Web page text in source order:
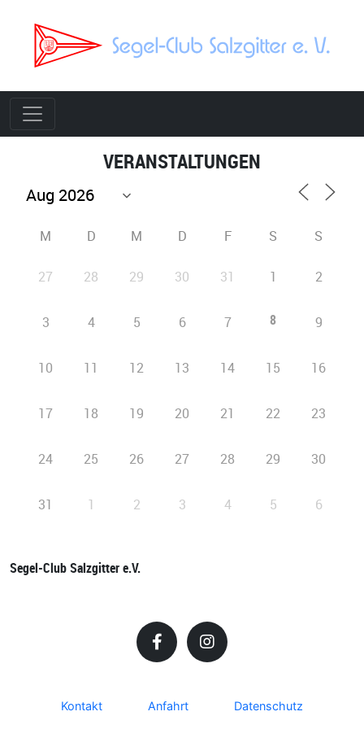
VERANSTALTUNGEN
M D M D F S S
27 28 29 30 31 1 2
3 4 5 6 7 8 9
10 11 12 13 14 15 16
17 18 19 20 21 22 23
24 25 26 27 28 29 30
31 1 2 3 4 5 6
Segel-Club Salzgitter e.V.
Kontakt Anfahrt Datenschutz